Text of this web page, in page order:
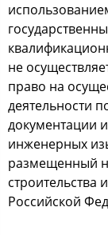
не
право на
деятельности
документации
инженерных
размещенный
Российской